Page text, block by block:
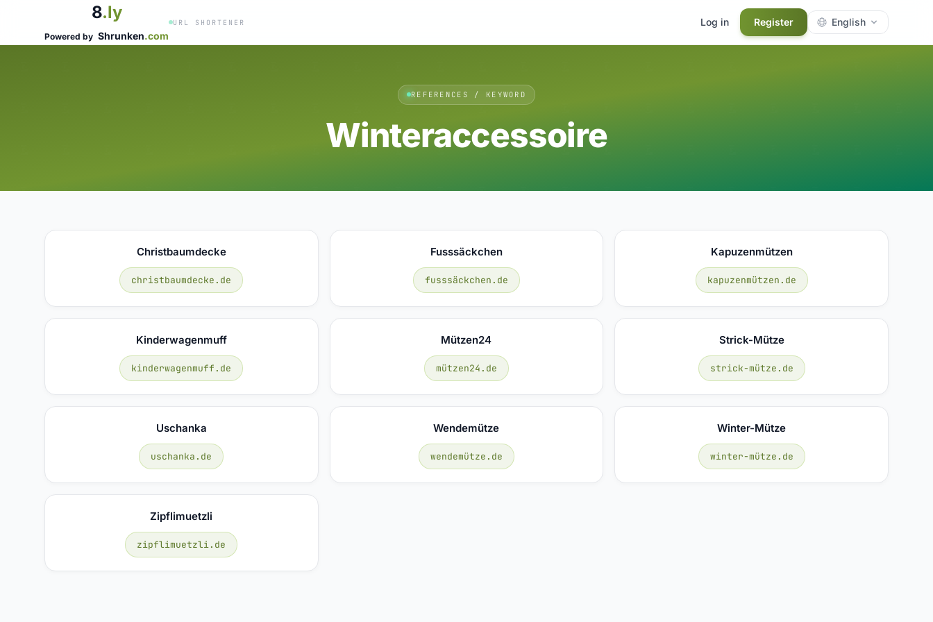
8.ly
Powered by Shrunken.com
URL SHORTENER Log in Register English
REFERENCES / KEYWORD
Winteraccessoire
Christbaumdecke
christbaumdecke.de
Fusssäckchen
fusssäckchen.de
Kapuzenmützen
kapuzenmützen.de
Kinderwagenmuff
kinderwagenmuff.de
Mützen24
mützen24.de
Strick-Mütze
strick-mütze.de
Uschanka
uschanka.de
Wendemütze
wendemütze.de
Winter-Mütze
winter-mütze.de
Zipflimuetzli
zipflimuetzli.de